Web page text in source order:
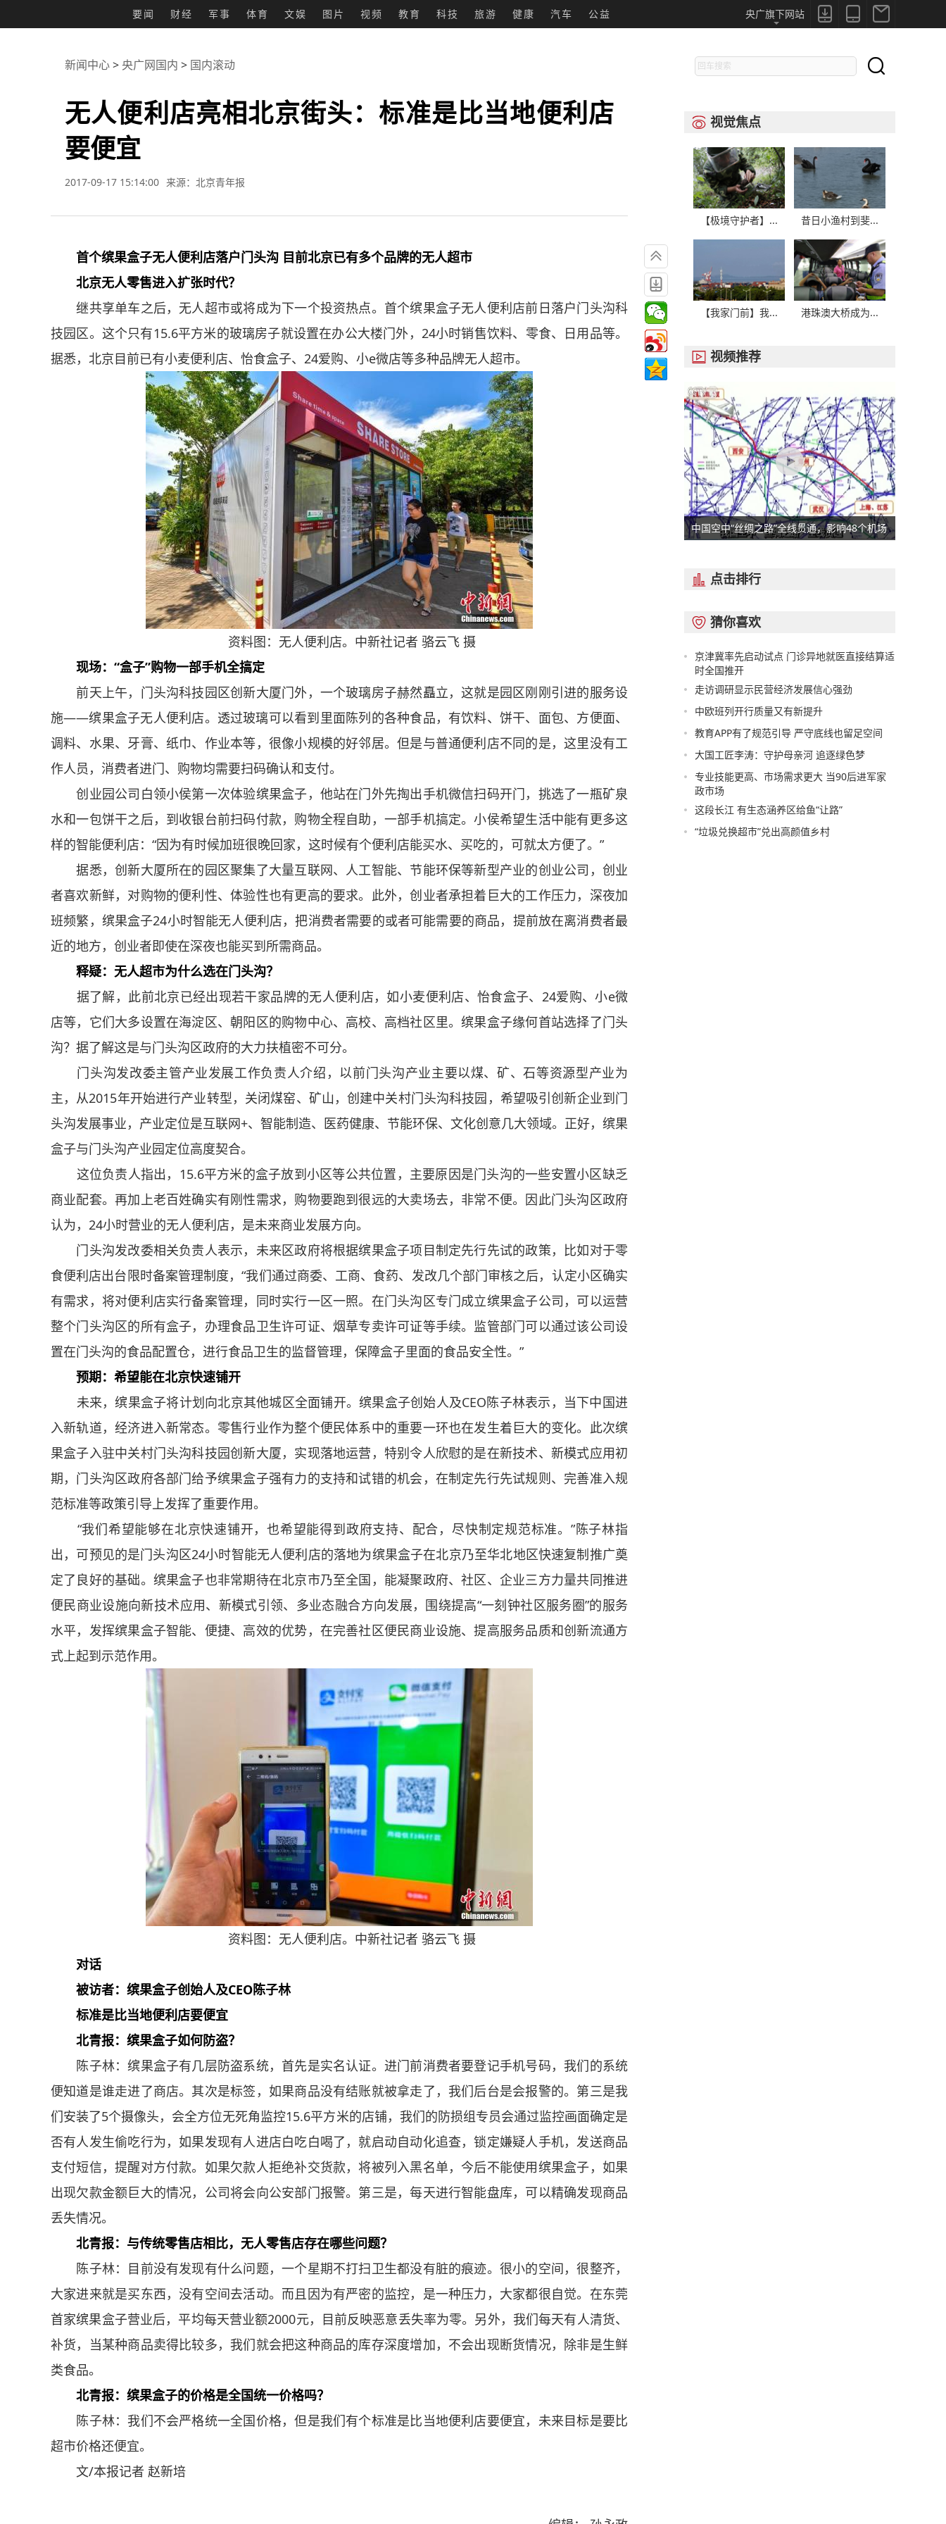
要闻 财经 军事 体育 文娱 图片 视频 教育 科技 旅游 健康 汽车 公益 


央广旗下网站
新闻中心>央广网国内 > 国内滚动
无人便利店亮相北京街头：标准是比当地便利店
要便宜
2017-09-17 15:14:00 来源：北京青年报
首个缤果盒子无人便利店落户门头沟 目前北京已有多个品牌的无人超市
北京无人零售进入扩张时代？
继共享单车之后，无人超市或将成为下一个投资热点。首个缤果盒子无人便利店前日落户门头沟科
技园区。这个只有15.6平方米的玻璃房子就设置在办公大楼门外，24小时销售饮料、零食、日用品等。
据悉，北京目前已有小麦便利店、怡食盒子、24爱购、小e微店等多种品牌无人超市。
资料图：无人便利店。中新社记者 骆云飞 摄
现场：“盒子”购物一部手机全搞定
前天上午，门头沟科技园区创新大厦门外，一个玻璃房子赫然矗立，这就是园区刚刚引进的服务设
施——缤果盒子无人便利店。透过玻璃可以看到里面陈列的各种食品，有饮料、饼干、面包、方便面、
调料、水果、牙膏、纸巾、作业本等，很像小规模的好邻居。但是与普通便利店不同的是，这里没有工
作人员，消费者进门、购物均需要扫码确认和支付。
创业园公司白领小侯第一次体验缤果盒子，他站在门外先掏出手机微信扫码开门，挑选了一瓶矿泉
水和一包饼干之后，到收银台前扫码付款，购物全程自助，一部手机搞定。小侯希望生活中能有更多这
样的智能便利店：“因为有时候加班很晚回家，这时候有个便利店能买水、买吃的，可就太方便了。”
据悉，创新大厦所在的园区聚集了大量互联网、人工智能、节能环保等新型产业的创业公司，创业
者喜欢新鲜，对购物的便利性、体验性也有更高的要求。此外，创业者承担着巨大的工作压力，深夜加
班频繁，缤果盒子24小时智能无人便利店，把消费者需要的或者可能需要的商品，提前放在离消费者最
近的地方，创业者即使在深夜也能买到所需商品。
释疑：无人超市为什么选在门头沟？
据了解，此前北京已经出现若干家品牌的无人便利店，如小麦便利店、怡食盒子、24爱购、小e微
店等，它们大多设置在海淀区、朝阳区的购物中心、高校、高档社区里。缤果盒子缘何首站选择了门头
沟？据了解这是与门头沟区政府的大力扶植密不可分。
门头沟发改委主管产业发展工作负责人介绍，以前门头沟产业主要以煤、矿、石等资源型产业为
主，从2015年开始进行产业转型，关闭煤窑、矿山，创建中关村门头沟科技园，希望吸引创新企业到门
头沟发展事业，产业定位是互联网+、智能制造、医药健康、节能环保、文化创意几大领域。正好，缤果
盒子与门头沟产业园定位高度契合。
这位负责人指出，15.6平方米的盒子放到小区等公共位置，主要原因是门头沟的一些安置小区缺乏
商业配套。再加上老百姓确实有刚性需求，购物要跑到很远的大卖场去，非常不便。因此门头沟区政府
认为，24小时营业的无人便利店，是未来商业发展方向。
门头沟发改委相关负责人表示，未来区政府将根据缤果盒子项目制定先行先试的政策，比如对于零
食便利店出台限时备案管理制度，“我们通过商委、工商、食药、发改几个部门审核之后，认定小区确实
有需求，将对便利店实行备案管理，同时实行一区一照。在门头沟区专门成立缤果盒子公司，可以运营
整个门头沟区的所有盒子，办理食品卫生许可证、烟草专卖许可证等手续。监管部门可以通过该公司设
置在门头沟的食品配置仓，进行食品卫生的监督管理，保障盒子里面的食品安全性。”
预期：希望能在北京快速铺开
未来，缤果盒子将计划向北京其他城区全面铺开。缤果盒子创始人及CEO陈子林表示，当下中国进
入新轨道，经济进入新常态。零售行业作为整个便民体系中的重要一环也在发生着巨大的变化。此次缤
果盒子入驻中关村门头沟科技园创新大厦，实现落地运营，特别令人欣慰的是在新技术、新模式应用初
期，门头沟区政府各部门给予缤果盒子强有力的支持和试错的机会，在制定先行先试规则、完善准入规
范标准等政策引导上发挥了重要作用。
“我们希望能够在北京快速铺开，也希望能得到政府支持、配合，尽快制定规范标准。”陈子林指
出，可预见的是门头沟区24小时智能无人便利店的落地为缤果盒子在北京乃至华北地区快速复制推广奠
定了良好的基础。缤果盒子也非常期待在北京市乃至全国，能凝聚政府、社区、企业三方力量共同推进
便民商业设施向新技术应用、新模式引领、多业态融合方向发展，围绕提高“一刻钟社区服务圈”的服务
水平，发挥缤果盒子智能、便捷、高效的优势，在完善社区便民商业设施、提高服务品质和创新流通方
式上起到示范作用。
资料图：无人便利店。中新社记者 骆云飞 摄
对话
被访者：缤果盒子创始人及CEO陈子林
标准是比当地便利店要便宜
北青报：缤果盒子如何防盗？
陈子林：缤果盒子有几层防盗系统，首先是实名认证。进门前消费者要登记手机号码，我们的系统
便知道是谁走进了商店。其次是标签，如果商品没有结账就被拿走了，我们后台是会报警的。第三是我
们安装了5个摄像头，会全方位无死角监控15.6平方米的店铺，我们的防损组专员会通过监控画面确定是
否有人发生偷吃行为，如果发现有人进店白吃白喝了，就启动自动化追查，锁定嫌疑人手机，发送商品
支付短信，提醒对方付款。如果欠款人拒绝补交货款，将被列入黑名单，今后不能使用缤果盒子，如果
出现欠款金额巨大的情况，公司将会向公安部门报警。第三是，每天进行智能盘库，可以精确发现商品
丢失情况。
北青报：与传统零售店相比，无人零售店存在哪些问题？
陈子林：目前没有发现有什么问题，一个星期不打扫卫生都没有脏的痕迹。很小的空间，很整齐，
大家进来就是买东西，没有空间去活动。而且因为有严密的监控，是一种压力，大家都很自觉。在东莞
首家缤果盒子营业后，平均每天营业额2000元，目前反映恶意丢失率为零。另外，我们每天有人清货、
补货，当某种商品卖得比较多，我们就会把这种商品的库存深度增加，不会出现断货情况，除非是生鲜
类食品。
北青报：缤果盒子的价格是全国统一价格吗？
陈子林：我们不会严格统一全国价格，但是我们有个标准是比当地便利店要便宜，未来目标是要比
超市价格还便宜。
文/本报记者 赵新培



 视觉焦点
【极境守护者】... 昔日小渔村到斐...
【我家门前】我... 港珠澳大桥成为...
 视频推荐
中国空中“丝绸之路”全线贯通，影响48个机场
 点击排行
 猜你喜欢
京津冀率先启动试点 门诊异地就医直接结算适
时全国推开
走访调研显示民营经济发展信心强劲
中欧班列开行质量又有新提升
教育APP有了规范引导 严守底线也留足空间
大国工匠李涛：守护母亲河 追逐绿色梦
专业技能更高、市场需求更大 当90后进军家
政市场
这段长江 有生态涵养区给鱼“让路”
“垃圾兑换超市”兑出高颜值乡村